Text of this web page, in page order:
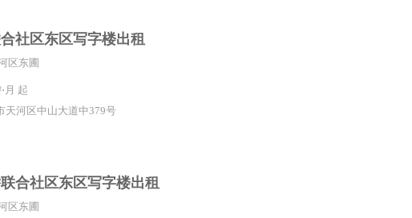
合社区东区写字楼出租
区东圃
月 起
天河区中山大道中379号
联合社区东区写字楼出租
区东圃